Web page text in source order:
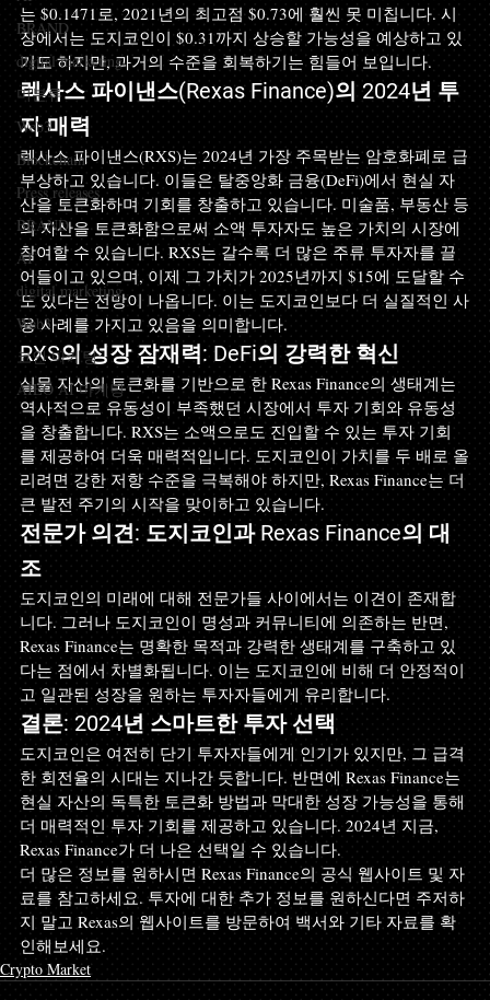
BRAND
digital marketing
미분류
Web3
Blockchain
Press releases
BRAND
AI
digital marketing
Web3
코인 마케팅
AIEO AI 마케팅
는 $0.1471로, 2021년의 최고점 $0.73에 훨씬 못 미칩니다. 시
장에서는 도지코인이 $0.31까지 상승할 가능성을 예상하고 있
기도 하지만, 과거의 수준을 회복하기는 힘들어 보입니다.
렉사스 파이낸스(Rexas Finance)의 2024년 투
자 매력
렉사스 파이낸스(RXS)는 2024년 가장 주목받는 암호화폐로 급
부상하고 있습니다. 이들은 탈중앙화 금융(DeFi)에서 현실 자
산을 토큰화하며 기회를 창출하고 있습니다. 미술품, 부동산 등
의 자산을 토큰화함으로써 소액 투자자도 높은 가치의 시장에
참여할 수 있습니다. RXS는 갈수록 더 많은 주류 투자자를 끌
어들이고 있으며, 이제 그 가치가 2025년까지 $15에 도달할 수
도 있다는 전망이 나옵니다. 이는 도지코인보다 더 실질적인 사
용 사례를 가지고 있음을 의미합니다.
RXS의 성장 잠재력: DeFi의 강력한 혁신
실물 자산의 토큰화를 기반으로 한 Rexas Finance의 생태계는
역사적으로 유동성이 부족했던 시장에서 투자 기회와 유동성
을 창출합니다. RXS는 소액으로도 진입할 수 있는 투자 기회
를 제공하여 더욱 매력적입니다. 도지코인이 가치를 두 배로 올
리려면 강한 저항 수준을 극복해야 하지만, Rexas Finance는 더
큰 발전 주기의 시작을 맞이하고 있습니다.
전문가 의견: 도지코인과 Rexas Finance의 대
조
도지코인의 미래에 대해 전문가들 사이에서는 이견이 존재합
니다. 그러나 도지코인이 명성과 커뮤니티에 의존하는 반면,
Rexas Finance는 명확한 목적과 강력한 생태계를 구축하고 있
다는 점에서 차별화됩니다. 이는 도지코인에 비해 더 안정적이
고 일관된 성장을 원하는 투자자들에게 유리합니다.
결론: 2024년 스마트한 투자 선택
도지코인은 여전히 단기 투자자들에게 인기가 있지만, 그 급격
한 회전율의 시대는 지나간 듯합니다. 반면에 Rexas Finance는
현실 자산의 독특한 토큰화 방법과 막대한 성장 가능성을 통해
더 매력적인 투자 기회를 제공하고 있습니다. 2024년 지금,
Rexas Finance가 더 나은 선택일 수 있습니다.
더 많은 정보를 원하시면 Rexas Finance의 공식 웹사이트 및 자
료를 참고하세요. 투자에 대한 추가 정보를 원하신다면 주저하
지 말고 Rexas의 웹사이트를 방문하여 백서와 기타 자료를 확
인해보세요.
Crypto Market